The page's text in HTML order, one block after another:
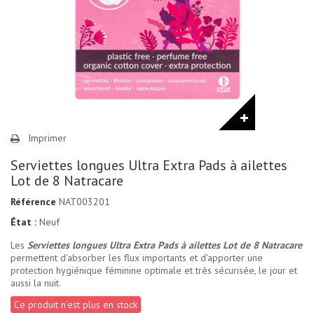
Imprimer
Serviettes longues Ultra Extra Pads à ailettes
Lot de 8 Natracare
Référence NAT003201
État : Neuf
Les Serviettes longues Ultra Extra Pads à ailettes Lot de 8 Natracare
permettent d'absorber les flux importants et d'apporter une
protection hygiénique féminine optimale et très sécurisée, le jour et
aussi la nuit.
Ce produit n'est plus en stock